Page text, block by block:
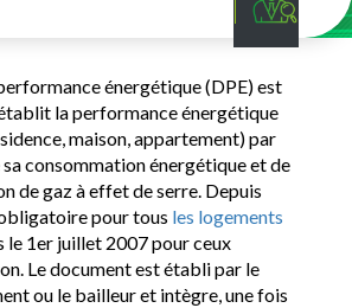
énergétique (DPE) est
la performance énergétique
maison, appartement) par
consommation énergétique et de
de gaz à effet de serre. Depuis
pour tous les logements
le 1er juillet 2007 pour ceux
Le document est établi par le
ou le bailleur et intègre, une fois